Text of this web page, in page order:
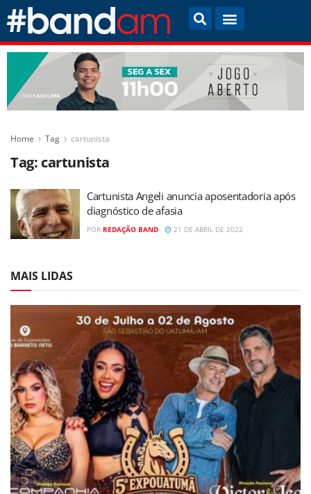
Home Tag cartunista
Tag: cartunista
Cartunista Angeli anuncia aposentadoria após
diagnóstico de afasia
POR REDAÇÃO BAND 21 DE ABRIL DE 2022
MAIS LIDAS